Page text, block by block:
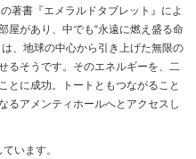
著書『エメラルドタブレット』によ
屋があり、中でも“永遠に燃え盛る命
、地球の中心から引き上げた無限の
るそうです。そのエネルギーを、二
とに成功。トートともつながること
るアメンティホールへとアクセスし
います。